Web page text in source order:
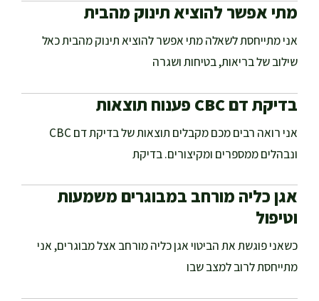
מתי אפשר להוציא תינוק מהבית
אני מתייחסת לשאלה מתי אפשר להוציא תינוק מהבית כאל
שילוב של בריאות, בטיחות ושגרה
בדיקת דם CBC פענוח תוצאות
אני רואה רבים מכם מקבלים תוצאות של בדיקת דם CBC
ונבהלים ממספרים ומקיצורים. בדיקת
אגן כליה מורחב במבוגרים משמעות
וטיפול
כשאני פוגשת את הביטוי אגן כליה מורחב אצל מבוגרים, אני
מתייחסת לרוב למצב שבו